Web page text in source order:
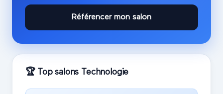
Référencer mon salon
🏆 Top salons Technologie